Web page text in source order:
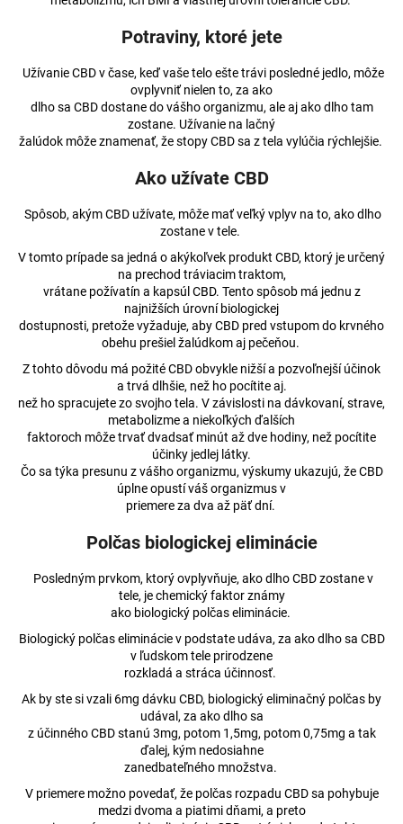
Potraviny, ktoré jete
Užívanie CBD v čase, keď vaše telo ešte trávi posledné jedlo, môže
ovplyvniť nielen to, za ako
dlho sa CBD dostane do vášho organizmu, ale aj ako dlho tam
zostane. Užívanie na lačný
žalúdok môže znamenať, že stopy CBD sa z tela vylúčia rýchlejšie.
Ako užívate CBD
Spôsob, akým CBD užívate, môže mať veľký vplyv na to, ako dlho
zostane v tele.
V tomto prípade sa jedná o akýkoľvek produkt CBD, ktorý je určený
na prechod tráviacim traktom,
vrátane požívatín a kapsúl CBD. Tento spôsob má jednu z
najnižších úrovní biologickej
dostupnosti, pretože vyžaduje, aby CBD pred vstupom do krvného
obehu prešiel žalúdkom aj pečeňou.
Z tohto dôvodu má požité CBD obvykle nižší a pozvoľnejší účinok
a trvá dlhšie, než ho pocítite aj.
než ho spracujete zo svojho tela. V závislosti na dávkovaní, strave,
metabolizme a niekoľkých ďalších
faktoroch môže trvať dvadsať minút až dve hodiny, než pocítite
účinky jedlej látky.
Čo sa týka presunu z vášho organizmu, výskumy ukazujú, že CBD
úplne opustí váš organizmus v
priemere za dva až päť dní.
Polčas biologickej eliminácie
Posledným prvkom, ktorý ovplyvňuje, ako dlho CBD zostane v
tele, je chemický faktor známy
ako biologický polčas eliminácie.
Biologický polčas eliminácie v podstate udáva, za ako dlho sa CBD
v ľudskom tele prirodzene
rozkladá a stráca účinnosť.
Ak by ste si vzali 6mg dávku CBD, biologický eliminačný polčas by
udával, za ako dlho sa
z účinného CBD stanú 3mg, potom 1,5mg, potom 0,75mg a tak
ďalej, kým nedosiahne
zanedbateľného množstva.
V priemere možno povedať, že polčas rozpadu CBD sa pohybuje
medzi dvoma a piatimi dňami, a preto